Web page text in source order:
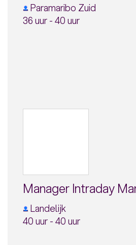
Paramaribo Zuid
36 uur - 40 uur
Manager Intraday
Landelijk
40 uur - 40 uur